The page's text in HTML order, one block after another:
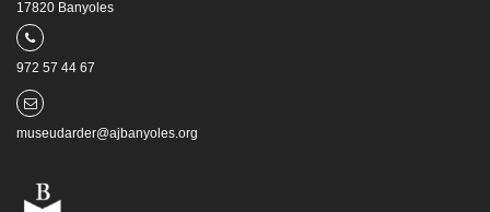
17820 Banyoles
972 57 44 67
museudarder@ajbanyoles.org